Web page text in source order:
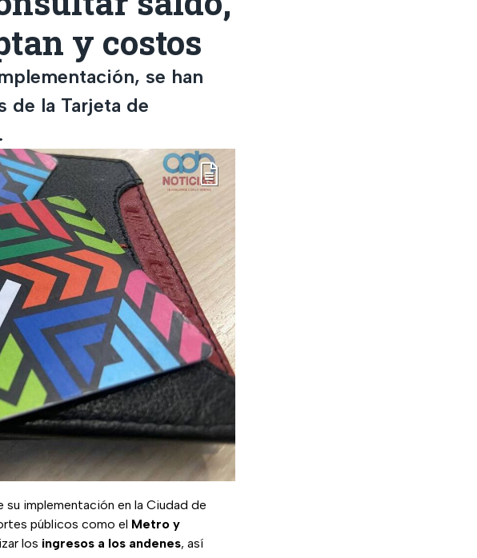
y costos
se han
de la Tarjeta de
su implementación en la Ciudad de
públicos como el Metro y
los ingresos a los andenes, así